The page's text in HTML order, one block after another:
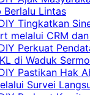
Berlalu Lintas
Tingkatkan
melalui CRM dan
Perkuat
di Waduk Sermo
Pastikan Hak
Survei